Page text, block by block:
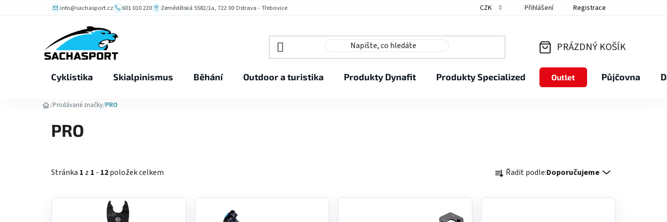
info@sachasport.cz 601 010 220 Zemědělská 5582/1a, 722 00 Ostrava - Třebovice CZK Přihlášení Registrace
KOŠÍK
PRÁZDNÝ KOŠÍK
Cyklistika Skialpinismus Běhání Outdoor a turistika Produkty Dynafit Produkty Specialized Outlet Půjčovna
/Prodávané značky/PRO
PRO
Stránka 1 z 1 - 12položek celkem
a Řadit podle:Doporučujeme
V